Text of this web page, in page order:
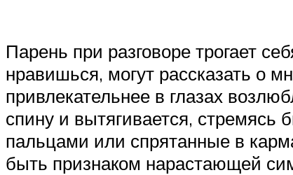
Парень при разговоре трогает
нравишься, могут рассказать о
привлекательнее в глазах
спину и вытягивается,
пальцами или спрятанные в
быть признаком нарастающей